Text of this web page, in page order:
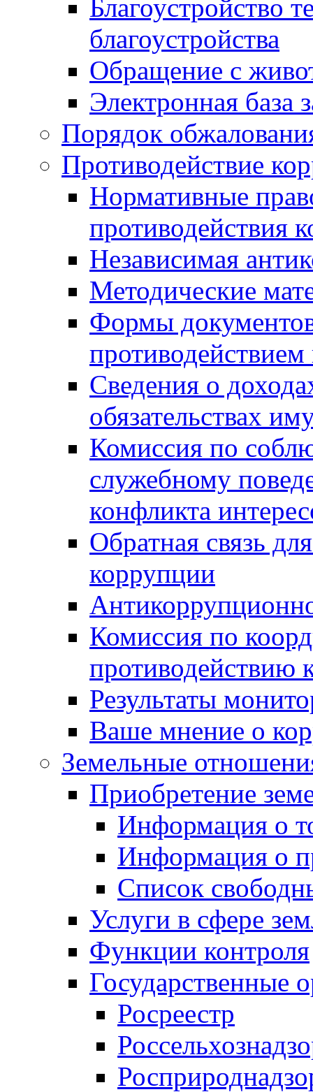
Благоустройство
благоустройства
Обращение с
Электронная база
Порядок
Противодействие
Нормативные
противодействия
Независимая
Методические
Формы
Сведения о
обязательствах
Комиссия по
служебному
конфликта
Обратная связь
коррупции
Комиссия по
противодействию
Результаты
Ваше мнение о
Земельные
Приобретение
Информация о
Информация о
Список
Услуги в сфере
Функции контроля
Государственные
Росреестр